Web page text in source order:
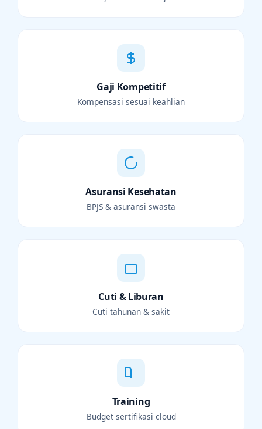
Gaji Kompetitif
Kompensasi sesuai keahlian
Asuransi Kesehatan
BPJS & asuransi swasta
Cuti & Liburan
Cuti tahunan & sakit
Training
Budget sertifikasi cloud